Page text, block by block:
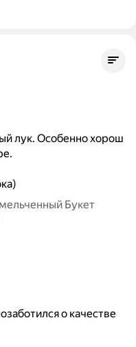
лук. Особенно хорош
Букет
о качестве